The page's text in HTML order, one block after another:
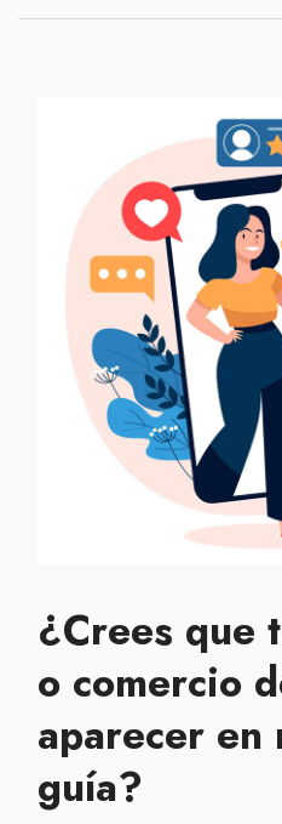
¿Crees que
o comercio
aparecer en
guía?